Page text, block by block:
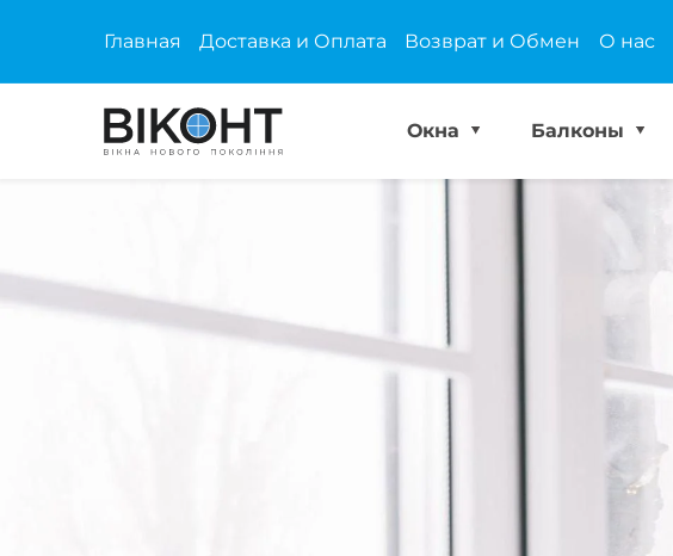
Главная Доставка и Оплата Возврат и Обмен О нас
Окна Балконы